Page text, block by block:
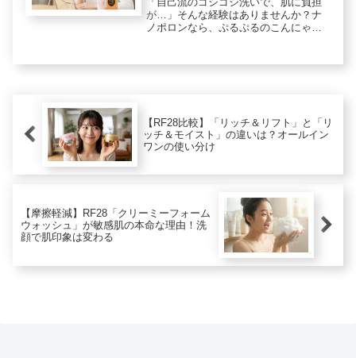
が…」そんな経験はありませんか？ナ
ノポロンなら、ぷるぷるのこんにゃく
ゴワつきケアにも。実際の使い心地や
【RF28比較】「リッチ＆リフト」と「リ
ッチ＆モイスト」の違いは？オールイン
ワンの使い分け
【摩擦軽減】RF28「クリーミーフォーム
ウォッシュ」が敏感肌の本命な理由！洗
顔で肌印象は変わる